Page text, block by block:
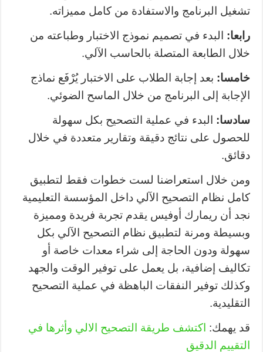
تشغيل البرنامج والاستفادة من كامل مميزاته.
رابعا: البدء في تصميم نموذج الاختبار وطباعته من
خلال الطابعة المتصلة بالحاسب الآلي.
خامسا: بعد إجابة الطلاب على الاختبار يُرْفَع نماذج
الإجابة إلى البرنامج من خلال الماسح الضوئي.
سادسا: البدء في عملية التصحيح بكل سهولة
للحصول على نتائج دقيقة وتقارير متعددة في خلال
دقائق.
ومن خلال استعراضنا لست خطوات فقط لتطبيق
كامل نظام التصحيح الآلي داخل المؤسسة التعليمية
نجد أن ريمارك أوفيس يقدم تجربة فريدة ومميزة
وبسيطة ومرنة لتطبيق نظام التصحيح الآلي بكل
سهولة ودون الحاجة إلى شراء معدات خاصة أو
تكاليف إضافية، بل يعمل على توفير الوقت والجهد
وكذلك توفير النفقات الباهظة في عملية التصحيح
التقليدية.
قد يهمك: اكتشف طريقة التصحيح الالي وأثرها في
التقييم الدقيق